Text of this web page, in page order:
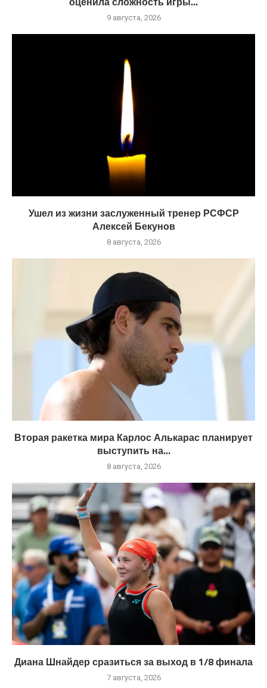
9 августа, 2026
Ушел из жизни заслуженный тренер РСФСР
Алексей Бекунов
8 августа, 2026
Вторая ракетка мира Карлос Алькарас планирует
выступить на...
8 августа, 2026
Диана Шнайдер сразиться за выход в 1/8 финала
7 августа, 2026